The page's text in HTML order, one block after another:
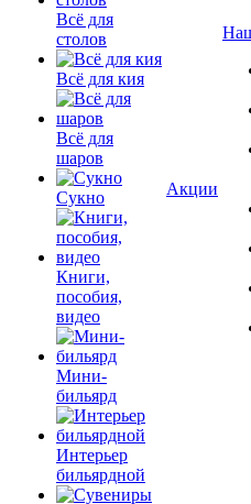
Всё для
столов
Всё для кия
Всё для
шаров
Сукно
Книги,
пособия,
видео
Мини-
бильярд
Интерьер
бильярдной
Акции